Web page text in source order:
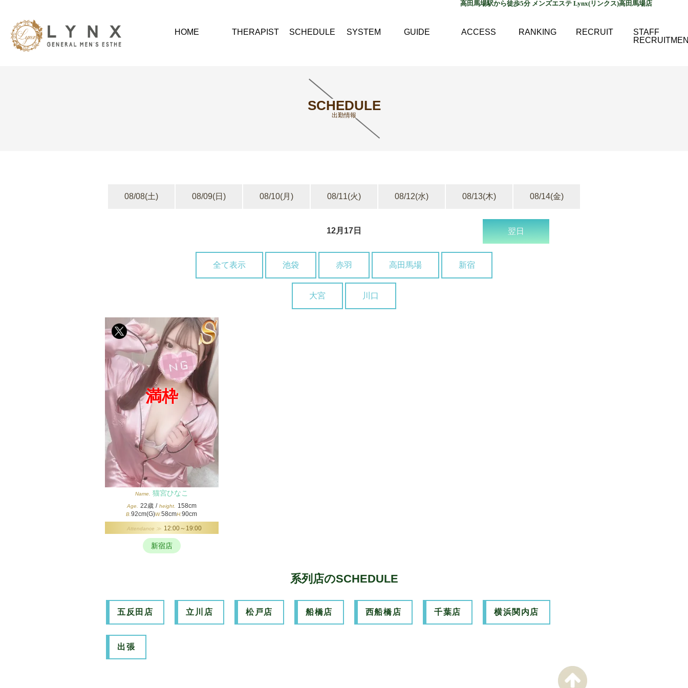
高田馬場駅から徒歩5分 メンズエステ Lynx(リンクス)高田馬場店
HOME THERAPIST SCHEDULE SYSTEM GUIDE ACCESS RANKING RECRUIT
STAFF
SCHEDULE
出勤情報
08/08(土) 08/09(日) 08/10(月) 08/11(火) 08/12(水) 08/13(木) 08/14(金)
12月17日 翌日
全て表示 池袋 赤羽 高田馬場 新宿
大宮 川口
満枠
Name. 猫宮ひなこ
Age. 22歳 / height. 158cm
B.92cm(G)W.58cmH.90cm
Attendance ≫ 12:00～19:00
新宿店
系列店のSCHEDULE
五反田店 立川店 松戸店 船橋店 西船橋店 千葉店 横浜関内店
出張